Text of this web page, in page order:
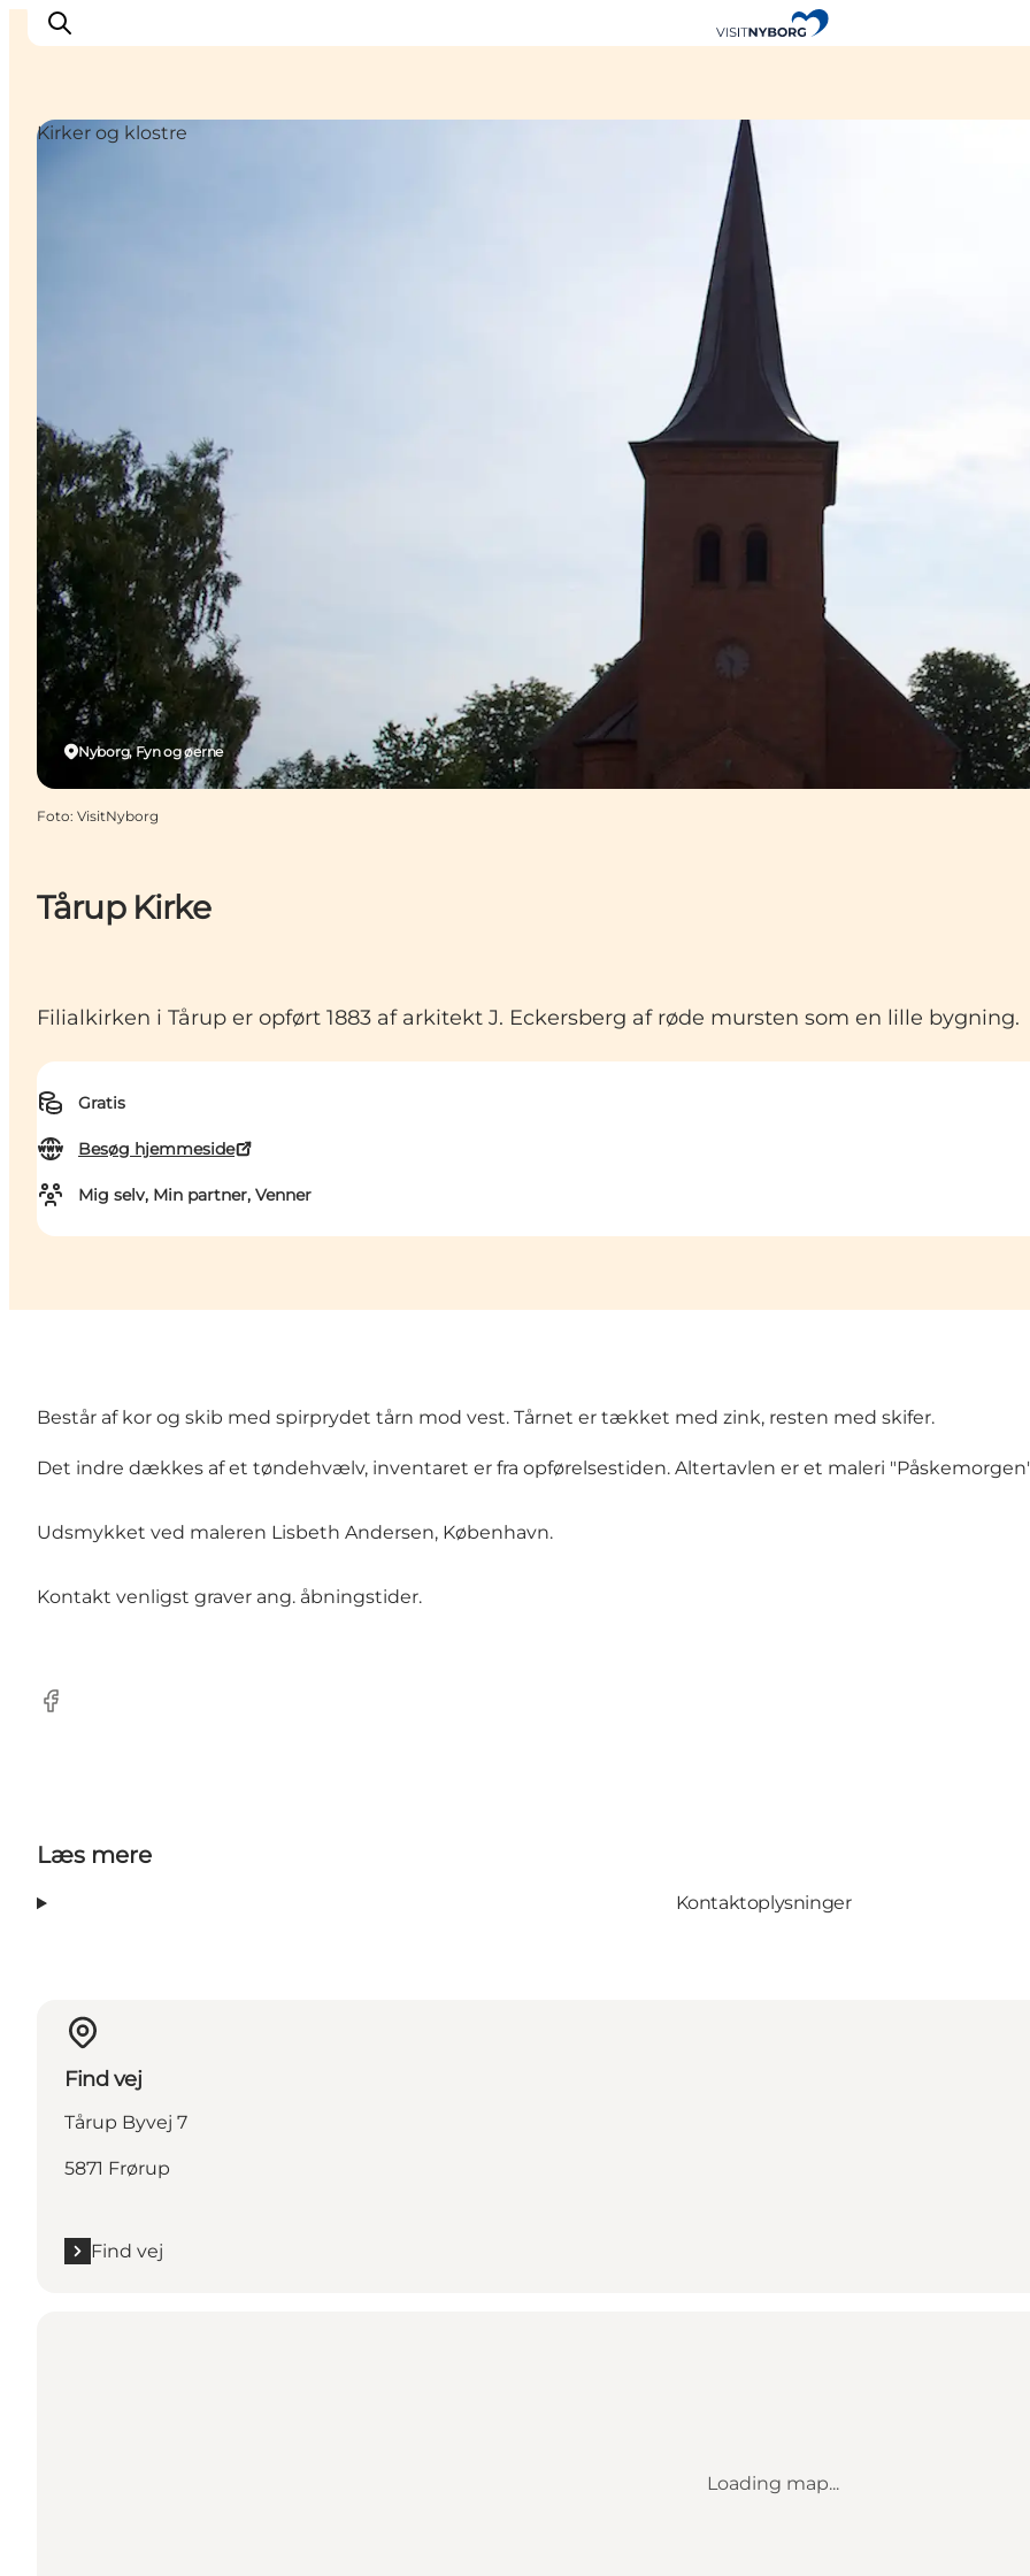
Tårup Kirke
Filialkirken i Tårup er opført 1883 af arkitekt J. Eckersberg af røde mursten som en lille
Gratis
Besøg hjemmeside
Mig selv, Min partner, Venner
Nyborg, Fyn og øerne
Kirker og klostre
Foto: VisitNyborg
Består af kor og skib med spirprydet tårn mod vest. Tårnet er tækket med zink, resten med skifer.
Det indre dækkes af et tøndehvælv, inventaret er fra opførelsestiden. Altertavlen er et maleri "Påskemorgen"
Udsmykket ved maleren Lisbeth Andersen, København.
Kontakt venligst graver ang. åbningstider.
Facebook
Læs mere
Kontaktoplysninger
Find vej
Tårup Byvej 7
5871 Frørup
Find vej
Loading map...